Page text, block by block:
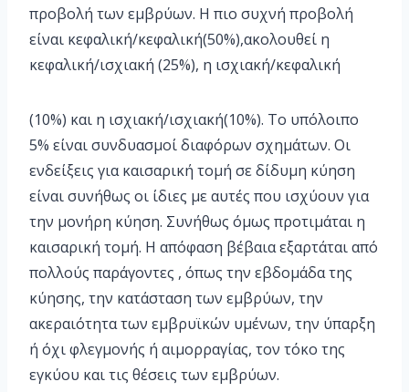
προβολή των εμβρύων. Η πιο συχνή προβολή
είναι κεφαλική/κεφαλική(50%),ακολουθεί η
κεφαλική/ισχιακή (25%), η ισχιακή/κεφαλική
(10%) και η ισχιακή/ισχιακή(10%). Το υπόλοιπο
5% είναι συνδυασμοί διαφόρων σχημάτων. Οι
ενδείξεις για καισαρική τομή σε δίδυμη κύηση
είναι συνήθως οι ίδιες με αυτές που ισχύουν για
την μονήρη κύηση. Συνήθως όμως προτιμάται η
καισαρική τομή. Η απόφαση βέβαια εξαρτάται από
πολλούς παράγοντες , όπως την εβδομάδα της
κύησης, την κατάσταση των εμβρύων, την
ακεραιότητα των εμβρυϊκών υμένων, την ύπαρξη
ή όχι φλεγμονής ή αιμορραγίας, τον τόκο της
εγκύου και τις θέσεις των εμβρύων.